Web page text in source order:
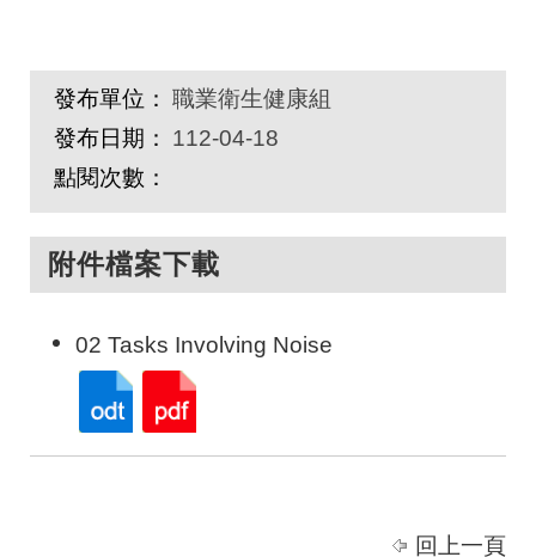
發布單位： 職業衛生健康組
發布日期：
112-04-18
點閱次數：
附件檔案下載
02 Tasks Involving Noise
回上一頁